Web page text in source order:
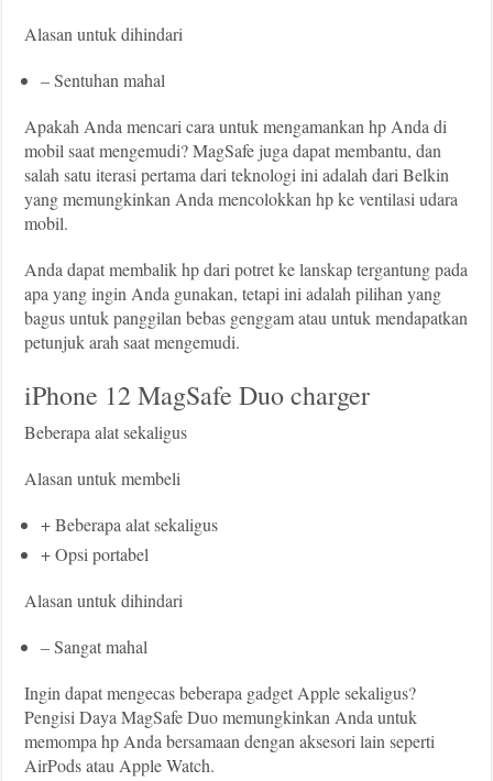
Alasan untuk dihindari
– Sentuhan mahal
Apakah Anda mencari cara untuk mengamankan hp Anda di
mobil saat mengemudi? MagSafe juga dapat membantu, dan
salah satu iterasi pertama dari teknologi ini adalah dari Belkin
yang memungkinkan Anda mencolokkan hp ke ventilasi udara
mobil.
Anda dapat membalik hp dari potret ke lanskap tergantung pada
apa yang ingin Anda gunakan, tetapi ini adalah pilihan yang
bagus untuk panggilan bebas genggam atau untuk mendapatkan
petunjuk arah saat mengemudi.
iPhone 12 MagSafe Duo charger
Beberapa alat sekaligus
Alasan untuk membeli
+ Beberapa alat sekaligus
+ Opsi portabel
Alasan untuk dihindari
– Sangat mahal
Ingin dapat mengecas beberapa gadget Apple sekaligus?
Pengisi Daya MagSafe Duo memungkinkan Anda untuk
memompa hp Anda bersamaan dengan aksesori lain seperti
AirPods atau Apple Watch.